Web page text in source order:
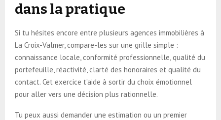
dans la pratique
Si tu hésites encore entre plusieurs agences immobilières à
La Croix-Valmer, compare-les sur une grille simple :
connaissance locale, conformité professionnelle, qualité du
portefeuille, réactivité, clarté des honoraires et qualité du
contact. Cet exercice t’aide à sortir du choix émotionnel
pour aller vers une décision plus rationnelle.
Tu peux aussi demander une estimation ou un premier